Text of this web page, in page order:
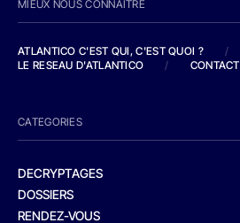
MIEUX NOUS CONNAITRE
ATLANTICO C'EST QUI, C'EST QUOI ?
/
LE RESEAU D'ATLANTICO
/ CONTACT
CATEGORIES
DECRYPTAGES
DOSSIERS
RENDEZ-VOUS